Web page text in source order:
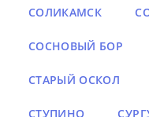
СОЛИКАМСК
СОСНОВЫЙ БОР
СТАРЫЙ ОСКОЛ
СТУПИНО